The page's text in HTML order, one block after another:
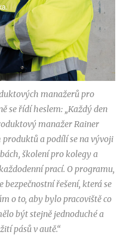
manažerů pro
se řídí heslem: „Každý den
manažer Rainer
a podílí se na vývoji
školení pro kolegy a
prací. O programu,
řešení, která se
o to, aby bylo pracoviště co
být stejně jednoduché a
pásů v autě.“